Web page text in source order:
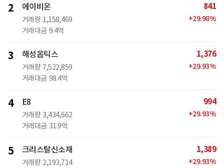
2 에이비온
거래량 1,158,469
거래대금 9.4억
841
+29.98%
3 해성옵틱스
거래량 7,522,859
거래대금 98.4억
1,376
+29.93%
4 E8
거래량 3,434,662
거래대금 31.9억
994
+29.93%
5 크리스탈신소재
거래량 2,193,714
1,389
+29.93%